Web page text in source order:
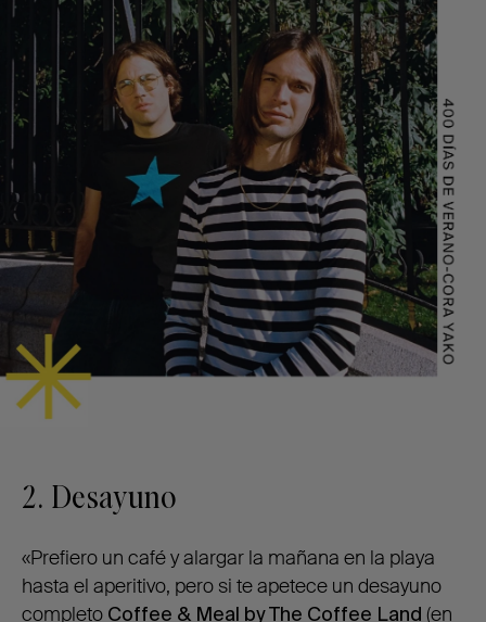
2. Desayuno
«Prefiero un café y alargar la mañana en la playa
hasta el aperitivo, pero si te apetece un desayuno
completo Coffee & Meal by The Coffee Land (en